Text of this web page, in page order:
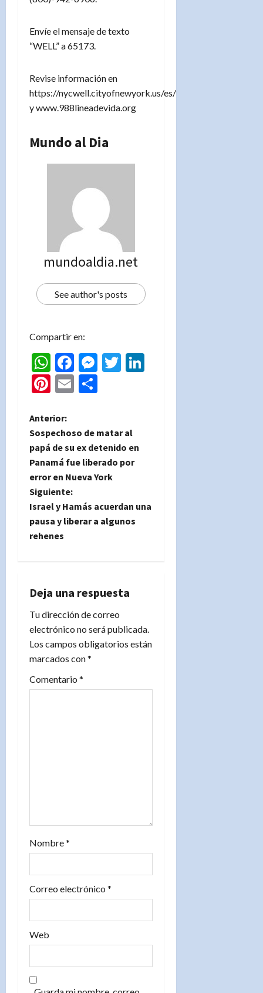
Envíe el mensaje de texto
“WELL” a 65173.
Revise información en
https://nycwell.cityofnewyork.us/es/
y www.988lineadevida.org
Mundo al Dia
mundoaldia.net
See author's posts
Compartir en:
WhatsApp
Facebook
Messenger
Twitter
Pinterest
Email
N
a
v
e
g
a
i
ó
n
e
d
s
Anterior:
Sospechoso de matar al
papá de su ex detenido en
Panamá fue liberado por
error en Nueva York
Siguiente:
Israel y Hamás acuerdan una
pausa y liberar a algunos
rehenes
Deja una respuesta
Tu dirección de correo
electrónico no será publicada.
Los campos obligatorios están
marcados con*
Comentario *
Nombre*
Correo electrónico *
Web